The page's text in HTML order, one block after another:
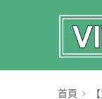
首頁